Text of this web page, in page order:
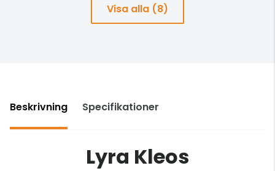
Visa alla (8)
Beskrivning Specifikationer
Lyra Kleos